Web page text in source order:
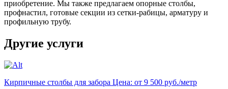
приобретение. Мы также предлагаем опорные столбы,
профнастил, готовые секции из сетки-рабицы, арматуру и
профильную трубу.
Другие услуги
Кирпичные столбы для забора Цена: от 9 500 руб./метр